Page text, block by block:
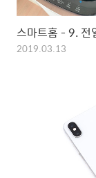
스마트홈 - 9. 전
2019.03.13